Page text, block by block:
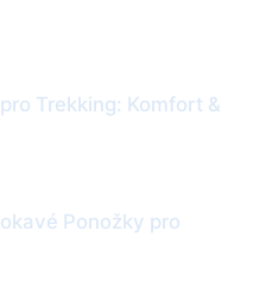
Trekking: Komfort &
Ponožky pro